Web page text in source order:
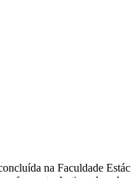
na Faculdade